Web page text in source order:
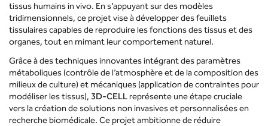
tissus humains in vivo. En s’appuyant sur des modèles
tridimensionnels, ce projet vise à développer des feuillets
tissulaires capables de reproduire les fonctions des tissus et des
organes, tout en mimant leur comportement naturel.
Grâce à des techniques innovantes intégrant des paramètres
métaboliques (contrôle de l’atmosphère et de la composition des
milieux de culture) et mécaniques (application de contraintes pour
modéliser les tissus), 3D-CELLreprésente une étape cruciale
vers la création de solutions non invasives et personnalisées en
recherche biomédicale. Ce projet ambitionne de réduire